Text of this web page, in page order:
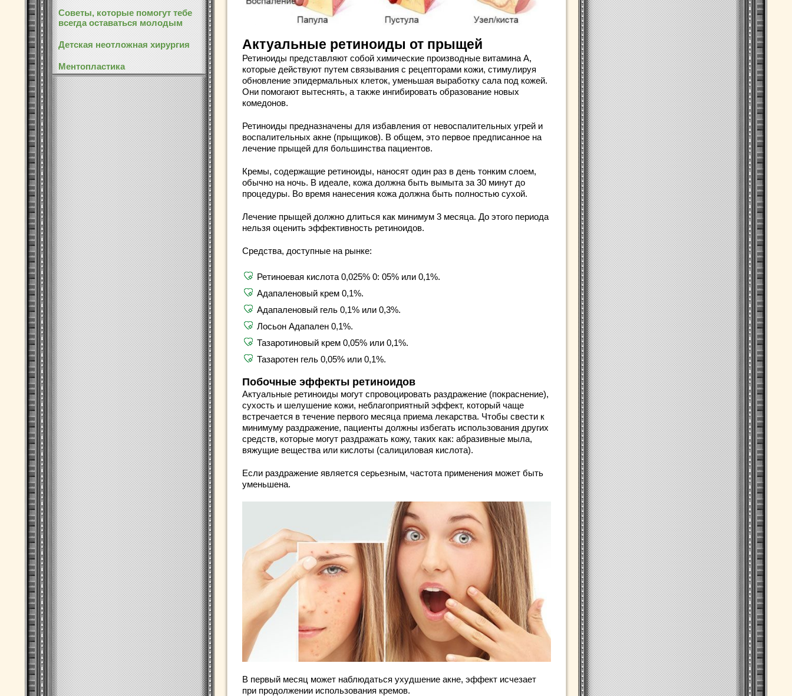
Советы, которые помогут тебе
всегда оставаться молодым
Детская неотложная хирургия
Ментопластика
Актуальные ретиноиды от прыщей
Ретиноиды представляют собой химические производные витамина А,
которые действуют путем связывания с рецепторами кожи, стимулируя
обновление эпидермальных клеток, уменьшая выработку сала под кожей.
Они помогают вытеснять, а также ингибировать образование новых
комедонов.
Ретиноиды предназначены для избавления от невоспалительных угрей и
воспалительных акне (прыщиков). В общем, это первое предписанное на
лечение прыщей для большинства пациентов.
Кремы, содержащие ретиноиды, наносят один раз в день тонким слоем,
обычно на ночь. В идеале, кожа должна быть вымыта за 30 минут до
процедуры. Во время нанесения кожа должна быть полностью сухой.
Лечение прыщей должно длиться как минимум 3 месяца. До этого периода
нельзя оценить эффективность ретиноидов.
Средства, доступные на рынке:
Ретиноевая кислота 0,025% 0: 05% или 0,1%.
Адапаленовый крем 0,1%.
Адапаленовый гель 0,1% или 0,3%.
Лосьон Адапален 0,1%.
Тазаротиновый крем 0,05% или 0,1%.
Тазаротен гель 0,05% или 0,1%.
Побочные эффекты ретиноидов
Актуальные ретиноиды могут спровоцировать раздражение (покраснение),
сухость и шелушение кожи, неблагоприятный эффект, который чаще
встречается в течение первого месяца приема лекарства. Чтобы свести к
минимуму раздражение, пациенты должны избегать использования других
средств, которые могут раздражать кожу, таких как: абразивные мыла,
вяжущие вещества или кислоты (салициловая кислота).
Если раздражение является серьезным, частота применения может быть
уменьшена.
В первый месяц может наблюдаться ухудшение акне, эффект исчезает
при продолжении использования кремов.